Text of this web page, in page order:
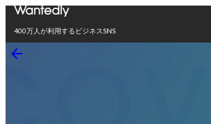
400万人が利用するビジネスSNS